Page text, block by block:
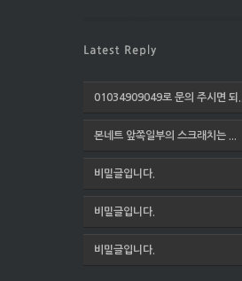
01034909049로 문의 주시면 되...
본네트 앞쪽일부의 스크래치는 ...
비밀글입니다.
비밀글입니다.
비밀글입니다.